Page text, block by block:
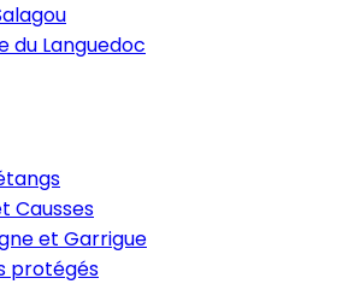
du Languedoc
Causses
et Garrigue
protégés